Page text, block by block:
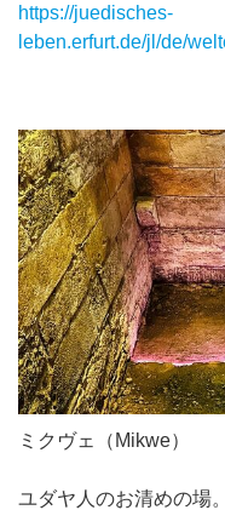
https://juedisches-
leben.erfurt.de/jl/de/
ミクヴェ（Mikwe）
ユダヤ人のお清めの場。